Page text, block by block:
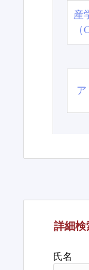
産
（
詳細検
氏名